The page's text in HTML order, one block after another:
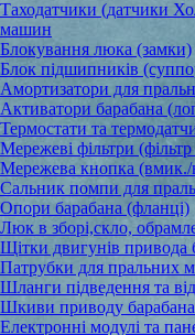
Таходатчики (датчики
машин
Блокування люка (замки)
Блок підшипників
Амортизатори для
Активатори барабана
Термостати та
Мережеві фільтри
Мережева кнопка
Сальник помпи для
Опори барабана (фланці)
Люк в зборі,скло,
Щітки двигунів привода
Патрубки для пральних
Шланги підведення та
Шкиви приводу
Електронні модулі та